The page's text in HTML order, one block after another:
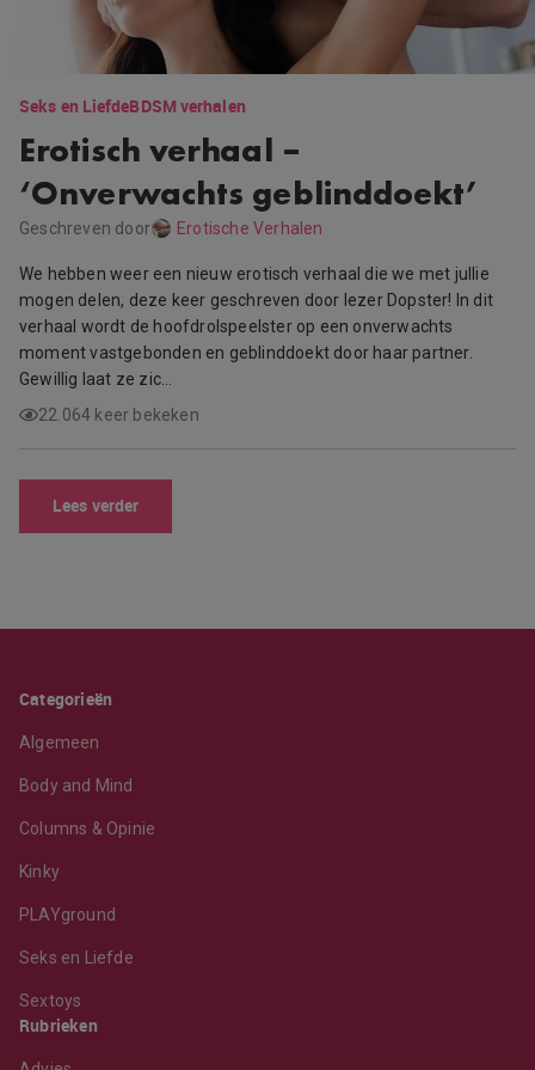
Seks en LiefdeBDSM verhalen
Erotisch verhaal –
‘Onverwachts geblinddoekt’
Geschreven door Erotische Verhalen
We hebben weer een nieuw erotisch verhaal die we met jullie
mogen delen, deze keer geschreven door lezer Dopster! In dit
verhaal wordt de hoofdrolspeelster op een onverwachts
moment vastgebonden en geblinddoekt door haar partner.
Gewillig laat ze zic…
22.064 keer bekeken
Lees verder
Categorieën
Algemeen
Body and Mind
Columns & Opinie
Kinky
PLAYground
Seks en Liefde
Sextoys
Rubrieken